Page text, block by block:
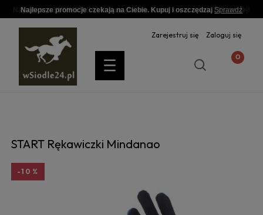
Najlepsze promocje czekają na Ciebie. Kupuj i oszczędzaj Sprawdź
Zarejestruj się Zaloguj się
START Rękawiczki Mindanao
-10%